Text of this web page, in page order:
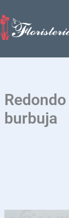
al
contenido
burbuja